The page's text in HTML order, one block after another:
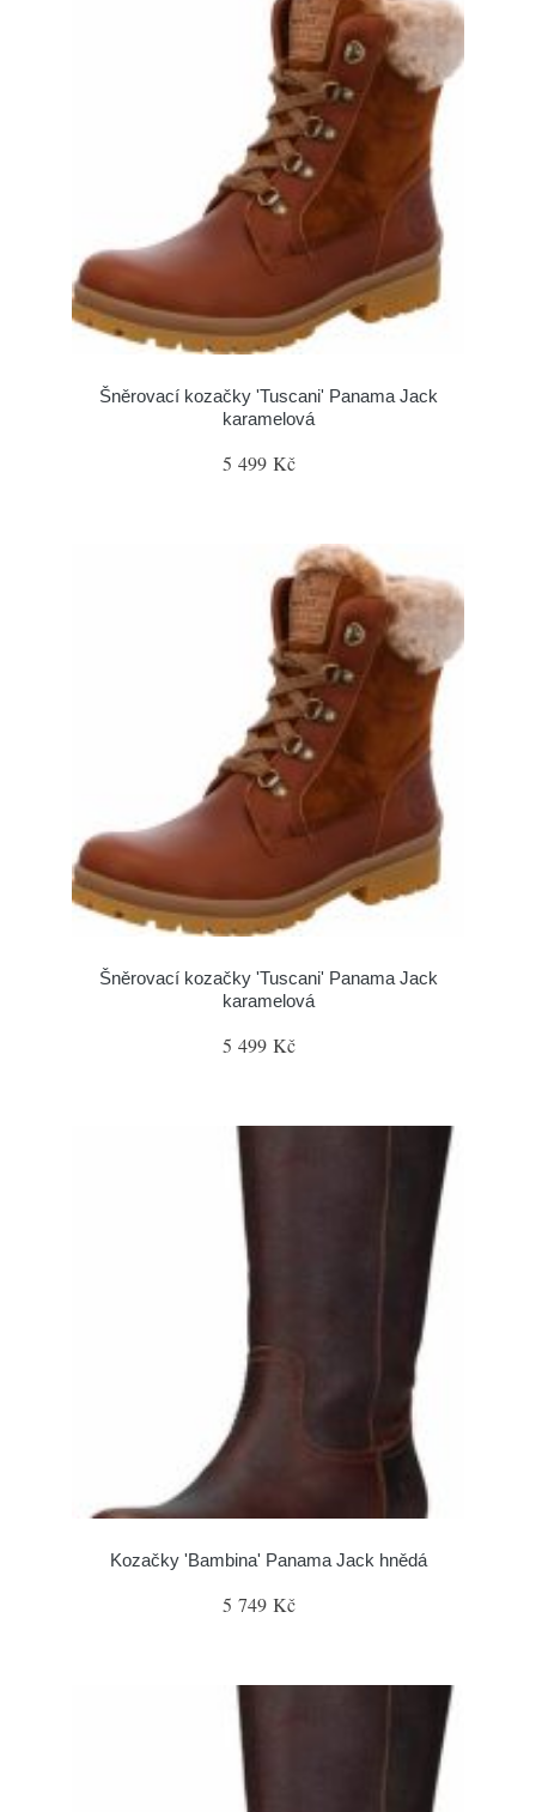
Šněrovací kozačky 'Tuscani' Panama Jack
karamelová
5 499 Kč
Šněrovací kozačky 'Tuscani' Panama Jack
karamelová
5 499 Kč
Kozačky 'Bambina' Panama Jack hnědá
5 749 Kč